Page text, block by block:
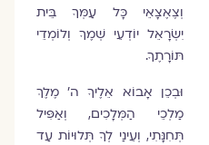
וְצֶאֶצָאֵי כָּל עַמְּךָ בֵּית
יִשְׂרָאֵל יוֹדְעֵי שְׁמֶךָ וְלוֹמְדֵי
תּוֹרָתֶךָ.
וּבְכֵן אָבוֹא אֵלֶיךָ ה׳ מֶלֶךְ
מַלְכֵי הַמְּלָכִים, וְאַפִּיל
תְּחִנָּתִי, וְעֵינַי לְךָ תְּלוּיוֹת עַד